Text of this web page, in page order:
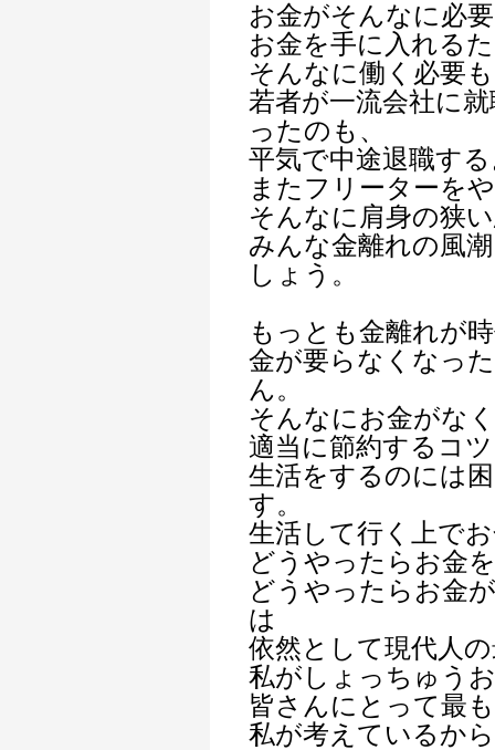
お金がそんなに必
お金を手に入れる
そんなに働く必要
若者が一流会社に
ったのも、
平気で中途退職す
またフリーターを
そんなに肩身の狭
みんな金離れの風
しょう。
もっとも金離れが
金が要らなくなっ
ん。
そんなにお金がな
適当に節約するコ
生活をするのには
す。
生活して行く上で
どうやったらお金
どうやったらお金
は
依然として現代人
私がしょっちゅう
皆さんにとって最
私が考えているか